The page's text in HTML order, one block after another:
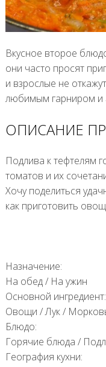
Вкусное второе
они часто просят
и взрослые не
любимым гарниром и
ОПИСАНИЕ
Подлива к тефтелям
томатов и их
Хочу поделиться
как приготовить
Назначение:
На обед/На ужин
Основной ингредиент:
Овощи /Лук/
Блюдо:
Горячие блюда /
География кухни: